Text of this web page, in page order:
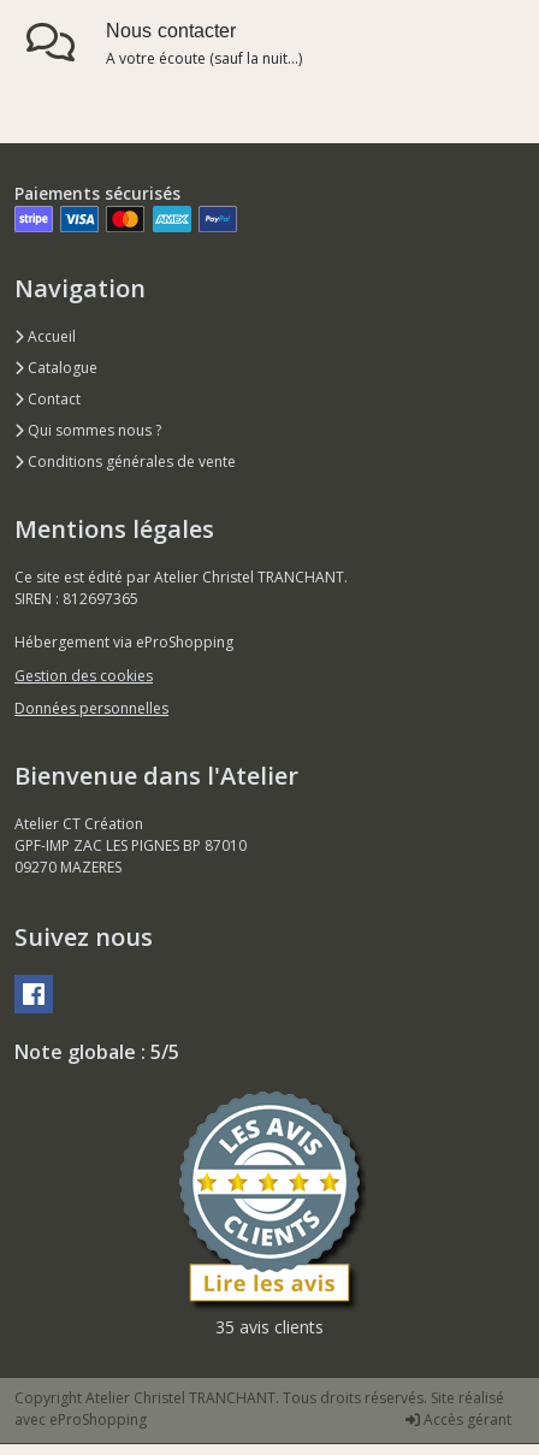
Nous contacter
A votre écoute (sauf la nuit...)
Paiements sécurisés
Navigation
Accueil
Catalogue
Contact
Qui sommes nous ?
Conditions générales de vente
Mentions légales
Ce site est édité par Atelier Christel TRANCHANT.
SIREN : 812697365
Hébergement via eProShopping
Gestion des cookies
Données personnelles
Bienvenue dans l'Atelier
Atelier CT Création
GPF-IMP ZAC LES PIGNES BP 87010
09270 MAZERES
Suivez nous
Note globale : 5/5
35 avis clients
Copyright Atelier Christel TRANCHANT. Tous droits réservés. Site réalisé
avec eProShopping Accès gérant